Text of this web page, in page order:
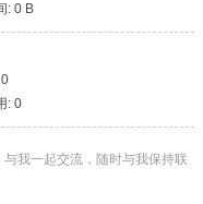
: 0 B
: 0
我一起交流，随时与我保持联